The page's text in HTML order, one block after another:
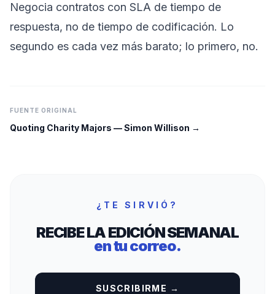
Negocia contratos con SLA de tiempo de
respuesta, no de tiempo de codificación. Lo
segundo es cada vez más barato; lo primero, no.
FUENTE ORIGINAL
Quoting Charity Majors —Simon Willison →
¿TE SIRVIÓ?
RECIBE LA EDICIÓN SEMANAL
en tu correo.
SUSCRIBIRME →